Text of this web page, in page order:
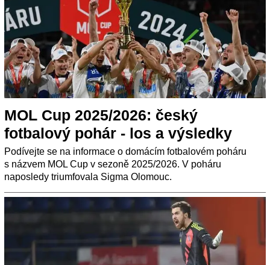
MOL Cup 2025/2026: český
fotbalový pohár - los a výsledky
Podívejte se na informace o domácím fotbalovém poháru
s názvem MOL Cup v sezoně 2025/2026. V poháru
naposledy triumfovala Sigma Olomouc.